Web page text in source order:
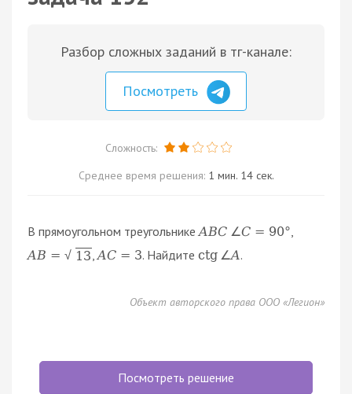
Разбор сложных заданий в тг-канале:
Посмотреть
Сложность:
Среднее время решения: 1 мин. 14 сек.
В прямоугольном треугольнике ABC ∠C = 90°
AB = √ 13 ,AC = 3. Найдитеctg ∠A.
Объект авторского права ООО «Легион»
Посмотреть решение